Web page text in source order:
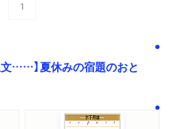
1
文……】夏休みの宿題のおと